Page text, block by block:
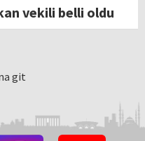
vekili belli oldu
git